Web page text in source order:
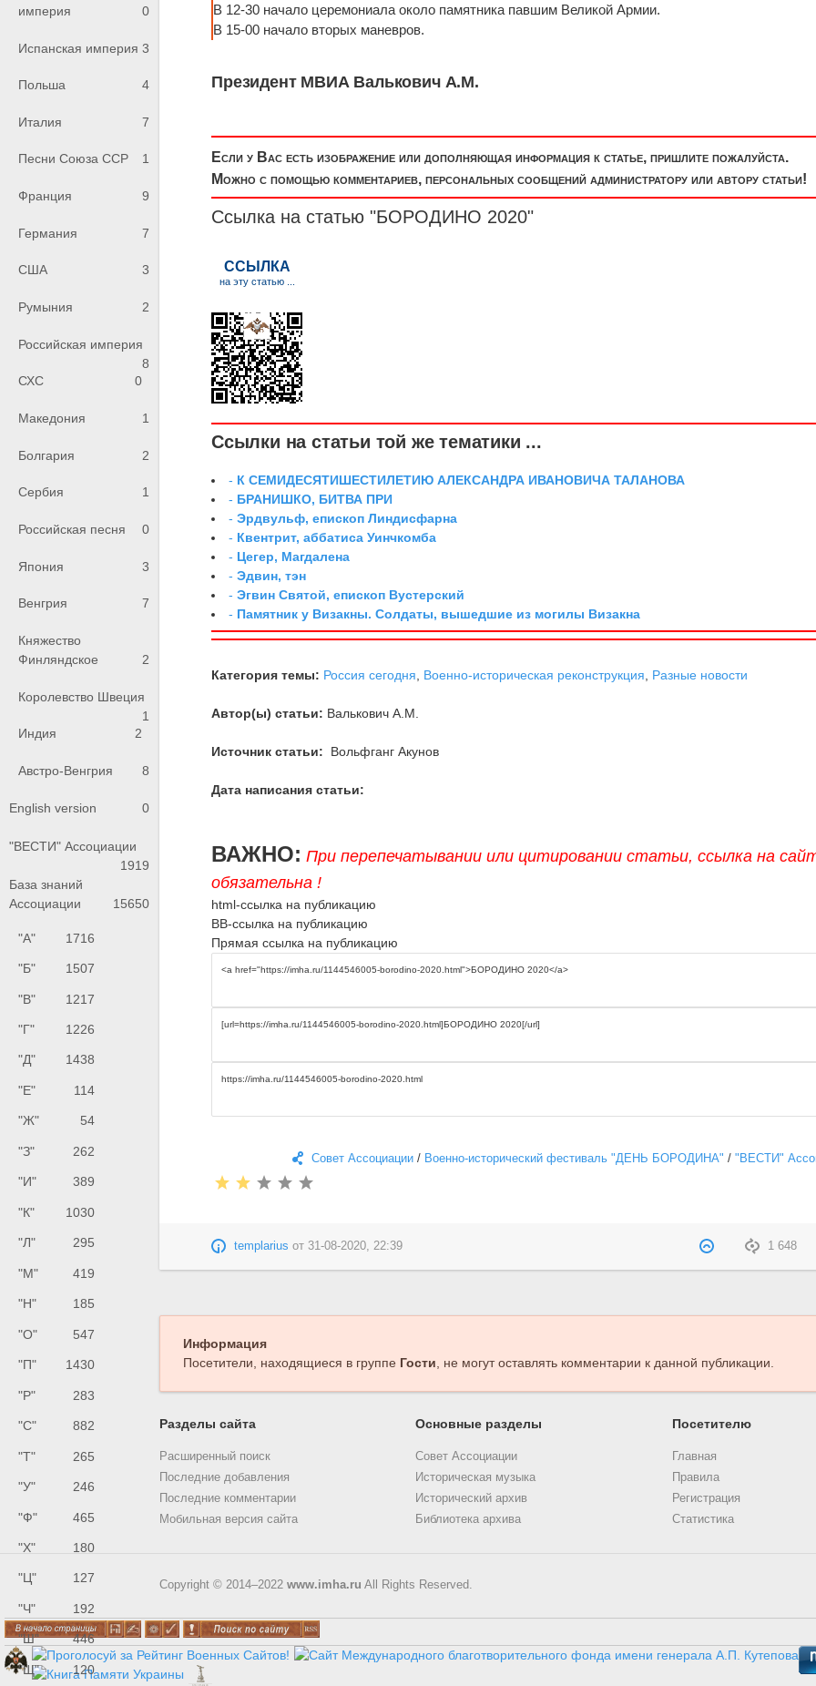
империя
0
Испанская империя 3
Польша 4
Италия 7
Песни Союза ССР 1
Франция 9
Германия 7
США 3
Румыния 2
Российская империя
8
СХС
0
Македония 1
Болгария 2
Сербия 1
Российская песня 0
Япония 3
Венгрия 7
Княжество
Финляндское
2
Королевство Швеция
1
Индия
2
Австро-Венгрия 8
English version 0
"ВЕСТИ" Ассоциации
1919
База знаний
Ассоциации
15650
"А" 1716
"Б" 1507
"В" 1217
"Г" 1226
"Д" 1438
"Е" 114
"Ж" 54
"З" 262
"И" 389
"К" 1030
"Л" 295
"М" 419
"Н" 185
"О" 547
"П" 1430
"Р" 283
"С" 882
"Т" 265
"У" 246
"Ф" 465
"Х" 180
"Ц" 127
"Ч" 192
"Ш" 446
"Щ" 120
В 12-30 начало церемониала около памятника павшим Великой Армии.
В 15-00 начало вторых маневров.
Президент МВИА Валькович А.М.
Если у Вас есть изображение или дополняющая информация к статье, пришлите пожалуйста.
Можно с помощью комментариев, персональных сообщений администратору или автору статьи!
Ссылка на статью "БОРОДИНО 2020"
Ссылки на статьи той же тематики ...
- К СЕМИДЕСЯТИШЕСТИЛЕТИЮ АЛЕКСАНДРА ИВАНОВИЧА ТАЛАНОВА
- БРАНИШКО, БИТВА ПРИ
-Эрдвульф, епископ Линдисфарна
- Квентрит, аббатиса Уинчкомба
- Цегер, Магдалена
-Эдвин, тэн
-Эгвин Святой, епископ Вустерский
- Памятник у Визакны. Солдаты, вышедшие из могилы Визакна
Категория темы: Россия сегодня Военно-историческая реконструкция Разные новости
Автор(ы) статьи: Валькович А.М.
Источник статьи: Вольфганг Акунов
Дата написания статьи:
ВАЖНО: При перепечатывании или цитировании статьи, ссылка на
обязательна !
html-ссылка на публикацию
BB-ссылка на публикацию
Прямая ссылка на публикацию
Совет Ассоциации/ Военно-исторический фестиваль "ДЕНЬ БОРОДИНА" / "ВЕСТИ"
1 648
templarius от 31-08-2020, 22:39
Информация
Посетители, находящиеся в группе Гости , не могут оставлять комментарии к данной публикации.
Разделы сайта
Расширенный поиск
Последние добавления
Последние комментарии
Мобильная версия сайта
Основные разделы
Совет Ассоциации
Историческая музыка
Исторический архив
Библиотека архива
Посетителю
Главная
Правила
Регистрация
Статистика
Copyright © 2014–2022 www.imha.ru All Rights Reserved.